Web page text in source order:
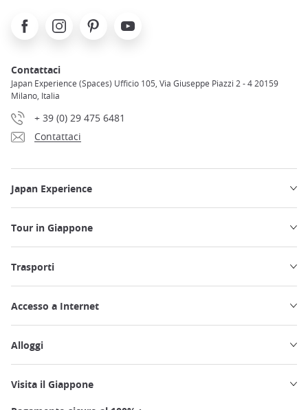
FacebookInstagramPinterest Youtube
Contattaci
Japan Experience (Spaces) Ufficio 105, Via Giuseppe Piazzi 2 - 4 20159
Milano, Italia
+ 39 (0) 29 475 6481
Contattaci
Japan Experience
Tour in Giappone
Trasporti
Accesso a Internet
Alloggi
Visita il Giappone